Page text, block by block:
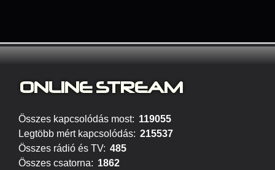
ONLINE STREAM
Összes kapcsolódás most: 119055
Legtöbb mért kapcsolódás: 215537
Összes rádió és TV: 485
Összes csatorna: 1862